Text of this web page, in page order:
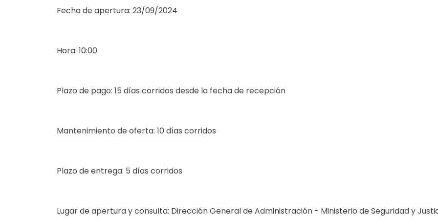
Fecha de apertura: 23/09/2024
Hora: 10:00
Plazo de pago: 15 días corridos desde la fecha de recepción
Mantenimiento de oferta: 10 días corridos
Plazo de entrega: 5 días corridos
Lugar de apertura y consulta: Dirección General de Administración - Ministerio de Seguridad y